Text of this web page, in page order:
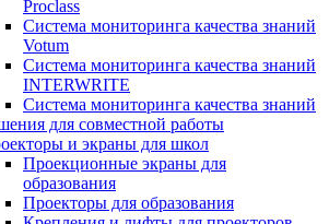
Proclass
Система мониторинга качества знаний
Votum
Система мониторинга качества знаний
INTERWRITE
Система мониторинга качества знаний
для совместной работы
и экраны для школ
Проекционные экраны для
образования
Проекторы для образования